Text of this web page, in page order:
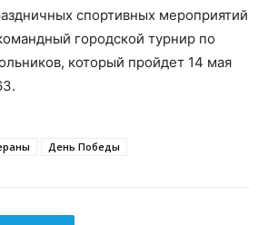
спортивных мероприятий
городской турнир по
который пройдет 14 мая
День Победы